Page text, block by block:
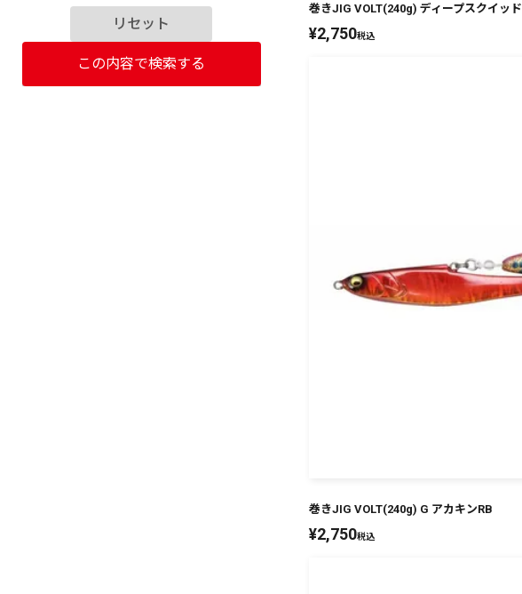
リセット
この内容で検索する
巻きJIG VOLT(240g) ディープスクイッド
¥2,750税込
巻きJIG VOLT(240g) G アカキンRB
¥2,750税込